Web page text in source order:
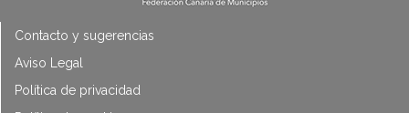
Contacto y sugerencias
Aviso Legal
Política de privacidad